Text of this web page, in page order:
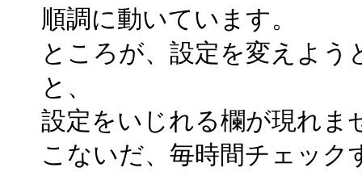
順調に動いています。
ところが、設定を変えよ
と、
設定をいじれる欄が現れま
こないだ、毎時間チェッ